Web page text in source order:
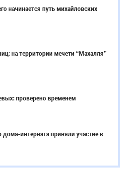
начинается путь михайловских
на территории мечети “Махалля”
проверено временем
интерната приняли участие в